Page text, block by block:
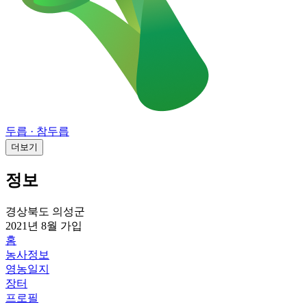
두릅 · 참두릅
더보기
정보
경상북도 의성군
2021년 8월 가입
홈
농사정보
영농일지
장터
프로필